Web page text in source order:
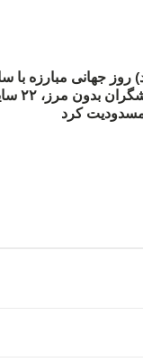
(۲۱ اسفند) روز جهانی
#آزادی
کرد